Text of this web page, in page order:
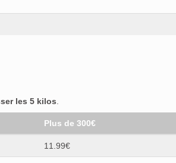
les 5 kilos
Plus de 300€
11.99€